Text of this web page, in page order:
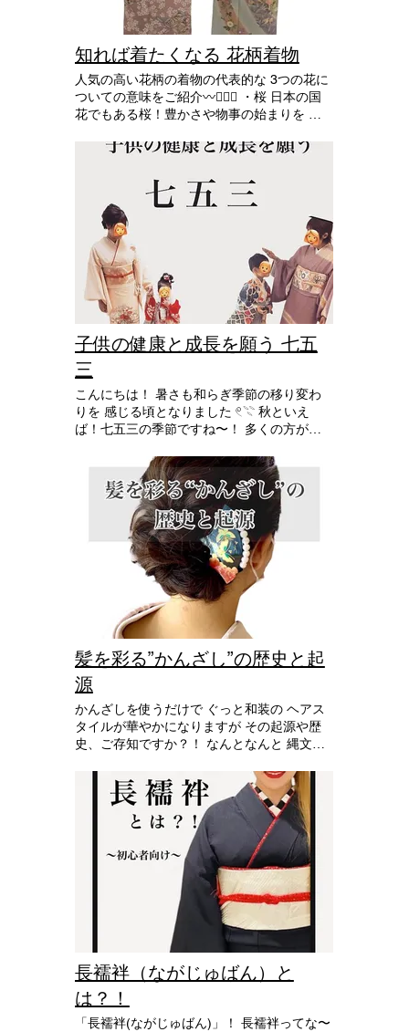
知れば着たくなる 花柄着物
人気の高い花柄の着物の代表的な 3つの花に
ついての意味をご紹介〰︎✍🏻💭 ・桜 日本の国
花でもある桜！豊かさや物事の始まりを 象
を連想させる柄でもあるため縁起のいい 物
た桜の状態と実際の開花の時期に 合わせて
柄を選ぶといいかもしれません。 ・牡丹 花
弁が大きく華やかな牡丹は、その艶やかさか
ら 高貴さや富貴さ、美しさを象徴する柄で
す。 大ぶりの柄であることが多いので 華や
かさを重視する時は 牡丹を選ぶといいかも
しれませんね。 ・椿 平安時代から化粧品と
して使用されていた椿は 高貴さや神聖さを
象徴する柄です。 不老長寿の薬として使用
されていたこともあるので 昔は貴族の間で
人気があったようです。 他にも 藤 は長寿や
子孫繁栄 麻の葉 は魔除けや子供の健やかな
成長 薔薇 は赤色が愛や情熱 ピンク色は上品
さや優しさ 黄色は可憐さや友情 白色は清純
さ などを表しています。 意味を分かったう
し気分があがりそうですね🤍🏹 ̖́- これから着
物を選ぶ方も 少し参考に してみてくださ
い！ また、タンスに眠っている着物の柄を
改めて 見てみるのも楽しいかもしれませ
ん！ 着物ライフをより楽しく過ごしましょ
う❁⃘*.ﾟ 花柄着物
子供の健康と成長を願う 七五
三
こんにちは！ 暑さも和らぎ季節の移り変わ
りを 感じる頃となりました 𓏲𓇢 秋といえ
ば！七五三の季節ですね〜！ 多くの方がさ
ておくと より思い出深いものになります。
今日は七五三について豆知識を 〰︎✍🏻💭 ・七
五三の歴史 皆さん いつから七五三のお祝い
をしていたか ご存知ですか？！ 現在のよう
な華やかな行事になったのは 江戸時代、徳
川綱吉の長男、徳松の健康を 11月15日に盛
大に祈願したことから始まりました。 もと
もとは関東圏で行われていたこの風習が 京
都や大阪でも行われるようになり、 全国的
な行事になったんです！！ ・七五三の由来
七五三とゆう名前の通り、現在は 7歳、5
歳、3歳の年齢ごとにお祝いする行事として
考えられていますがもともとは全く 別の行
事だったようです！ 数え年3歳(満2歳の年)の
「髪置きの儀」 江戸時代には3歳まで髪の毛
を剃る習慣があり、 それを卒業して髪を伸
ばし始める儀式。 数え年5歳(満4歳の年)の
儀式。 数え年7歳(満6歳の年)の「帯解きの
儀」 女の子が大人と同じ幅の帯を結び始め
るための儀式。 この三つの儀式をまとめて
七五三と 呼んでいたようですが、やがて本
来の儀式の 意味は薄れていき、現代では 子
供の成長を祝う行事になり 女の子は3歳7
歳、男の子は3歳5歳に 七五三のお祝いと参
拝をする形になったようです！ ～ 子供の成
長に感謝して ～ 時代によって七五三のスタ
イルは変化していますが 子供の健康と成長
を願う行事であることは 今も昔も変わらな
いようですね！ 家族みんなで お子様の成長
を お祝いできる特別な一日として 七五三を
迎えましょう𓂃𓈒𓏸︎︎︎︎ 🕊
髪を彩る”かんざし”の歴史と起
源
かんざしを使うだけで ぐっと和装の ヘアス
タイルが華やかになりますが その起源や歴
史、ご存知ですか？！ なんとなんと 縄文時
があるなんて びっくりですよね。 あらゆる
シーンで日本女性に長く愛用された かんざ
しは 昔からずっと、和服美人に 欠かせない
存在なんです✨ 今まで なじみが無かった方
も かんざしを使ってワンランク上の 和装髪
をめざしてみては？！
長襦袢（ながじゅばん）と
は？！
「長襦袢(ながじゅばん)」！ 長襦袢ってな〜